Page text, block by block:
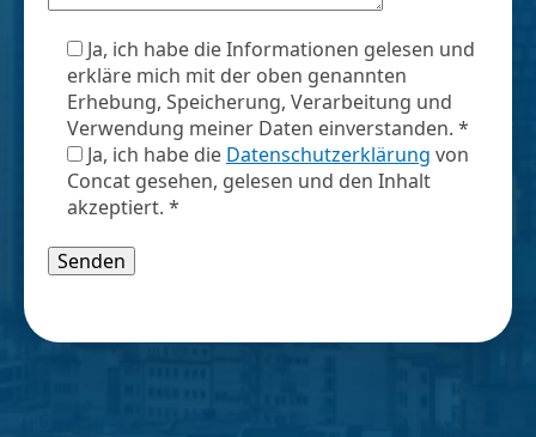
Ja, ich habe die Informationen gelesen und
erkläre mich mit der oben genannten
Erhebung, Speicherung, Verarbeitung und
Verwendung meiner Daten einverstanden. *
Ja, ich habe die Datenschutzerklärung von
Concat gesehen, gelesen und den Inhalt
akzeptiert. *